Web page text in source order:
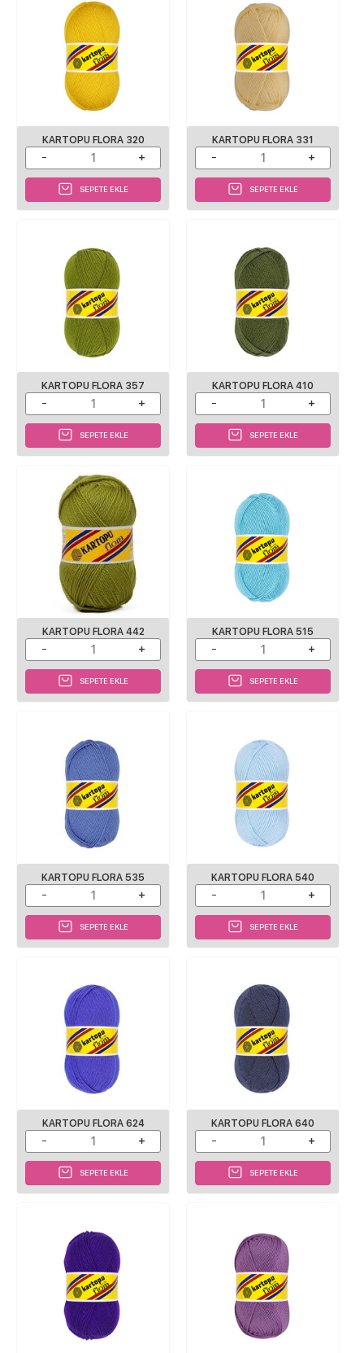
KARTOPU FLORA 320
SEPETE EKLE
KARTOPU FLORA 331
SEPETE EKLE
KARTOPU FLORA 357
SEPETE EKLE
KARTOPU FLORA 410
SEPETE EKLE
KARTOPU FLORA 442
SEPETE EKLE
KARTOPU FLORA 515
SEPETE EKLE
KARTOPU FLORA 535
SEPETE EKLE
KARTOPU FLORA 540
SEPETE EKLE
KARTOPU FLORA 624
SEPETE EKLE
KARTOPU FLORA 640
SEPETE EKLE